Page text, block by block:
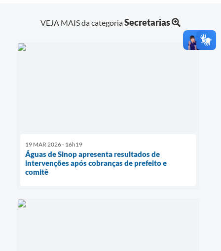
VEJA MAIS da categoriaSecretarias
19 MAR 2026 - 16h19
Águas de Sinop apresenta resultados de
intervenções após cobranças de prefeito e
comitê